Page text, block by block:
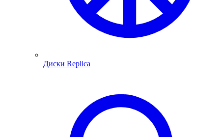
Диски Replica